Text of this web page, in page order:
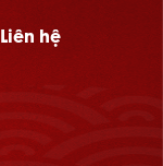
Liên hệ